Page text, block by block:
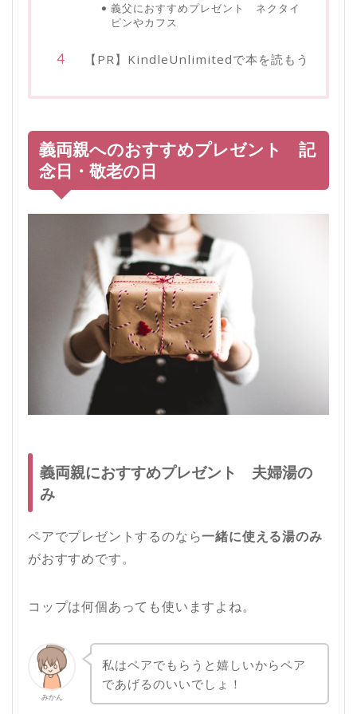
義父におすすめプレゼント ネクタイ
ピンやカフス
【PR】KindleUnlimitedで本を読もう
義両親へのおすすめプレゼント 記
念日・敬老の日
義両親におすすめプレゼント 夫婦湯の
み
ペアでプレゼントするのなら一緒に使える湯のみ
がおすすめです。
コップは何個あっても使いますよね。
みかん
私はペアでもらうと嬉しいからペア
であげるのいいでしょ！